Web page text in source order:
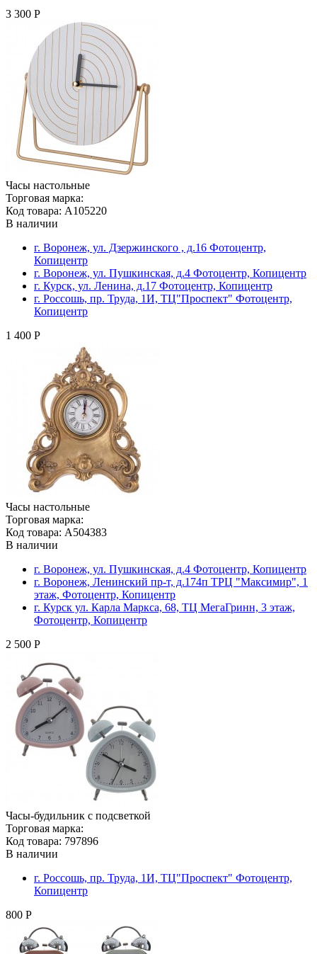
3 300 Р
Часы настольные
Торговая марка:
Код товара: A105220
В наличии
г. Воронеж, ул. Дзержинского , д.16 Фотоцентр,
Копицентр
г. Воронеж, ул. Пушкинская, д.4 Фотоцентр, Копицентр
г. Курск, ул. Ленина, д.17 Фотоцентр, Копицентр
г. Россошь, пр. Труда, 1И, ТЦ"Проспект" Фотоцентр,
Копицентр
1 400 Р
Часы настольные
Торговая марка:
Код товара: A504383
В наличии
г. Воронеж, ул. Пушкинская, д.4 Фотоцентр, Копицентр
г. Воронеж, Ленинский пр-т, д.174п ТРЦ "Максимир", 1
этаж, Фотоцентр, Копицентр
г. Курск ул. Карла Маркса, 68, ТЦ МегаГринн, 3 этаж,
Фотоцентр, Копицентр
2 500 Р
Часы-будильник с подсветкой
Торговая марка:
Код товара: 797896
В наличии
г. Россошь, пр. Труда, 1И, ТЦ"Проспект" Фотоцентр,
Копицентр
800 Р